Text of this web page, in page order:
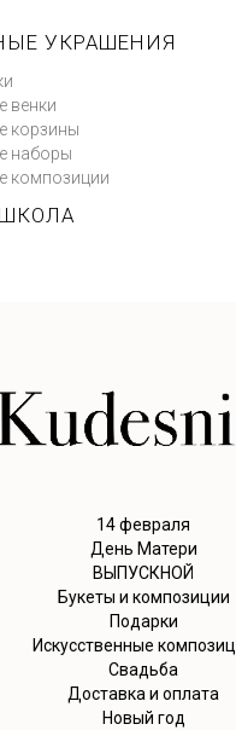
УКРАШЕНИЯ
венки
корзины
наборы
композиции
14 февраля
День Матери
ВЫПУСКНОЙ
Букеты и композиции
Подарки
Искусственные
Свадьба
Доставка и оплата
Новый год